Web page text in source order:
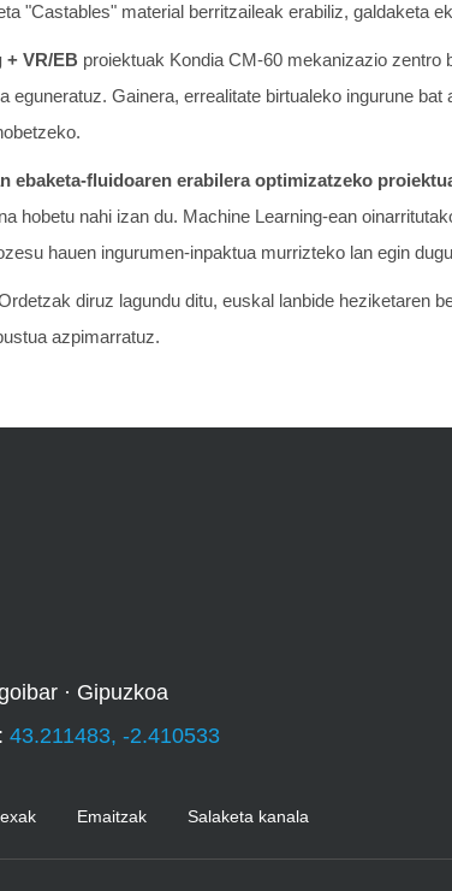
"Castables" material berritzaileak erabiliz, galdaketa
VR/EB proiektuak Kondia CM-60 mekanizazio zentro
eguneratuz. Gainera, errealitate birtualeko ingurune
ebaketa-fluidoaren erabilera optimizatzeko
hobetu nahi izan du. Machine Learning-ean
hauen ingurumen-inpaktua murrizteko lan egin
diruz lagundu ditu, euskal lanbide heziketaren
azpimarratuz.
· Gipuzkoa
43.211483, -2.410533
Emaitzak Salaketa kanala